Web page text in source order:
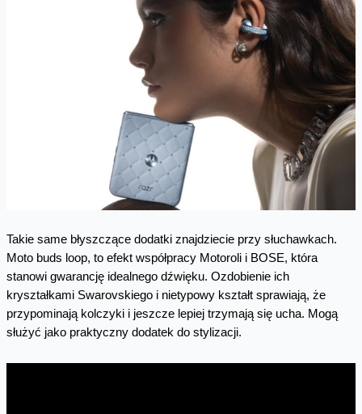
Takie same błyszczące dodatki znajdziecie przy słuchawkach.
Moto buds loop, to efekt współpracy Motoroli i BOSE, która
stanowi gwarancję idealnego dźwięku. Ozdobienie ich
kryształkami Swarovskiego i nietypowy kształt sprawiają, że
przypominają kolczyki i jeszcze lepiej trzymają się ucha. Mogą
służyć jako praktyczny dodatek do stylizacji.